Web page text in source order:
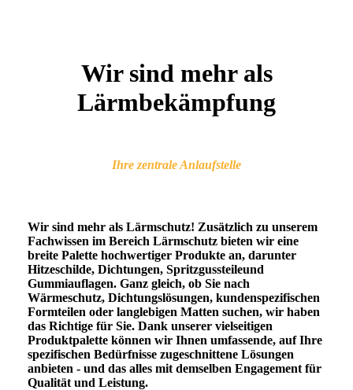
Wir sind mehr als
Lärmbekämpfung
Ihre zentrale Anlaufstelle
Wir sind mehr als Lärmschutz! Zusätzlich zu unserem
Fachwissen im Bereich Lärmschutz bieten wir eine
breite Palette hochwertiger Produkte an, darunter
Hitzeschilde, Dichtungen, Spritzgussteileund
Gummiauflagen. Ganz gleich, ob Sie nach
Wärmeschutz, Dichtungslösungen, kundenspezifischen
Formteilen oder langlebigen Matten suchen, wir haben
das Richtige für Sie. Dank unserer vielseitigen
Produktpalette können wir Ihnen umfassende, auf Ihre
spezifischen Bedürfnisse zugeschnittene Lösungen
anbieten - und das alles mit demselben Engagement für
Qualität und Leistung.